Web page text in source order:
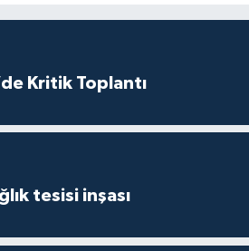
Kritik Toplantı
tesisi inşası